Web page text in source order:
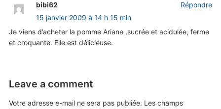
bibi62
15 janvier 2009 à 14 h 15 min
Je viens d’acheter la pomme Ariane ,sucrée et acidulée, ferme
et croquante. Elle est délicieuse.
Répondre
Leave a comment
Votre adresse e-mail ne sera pas publiée. Les champs